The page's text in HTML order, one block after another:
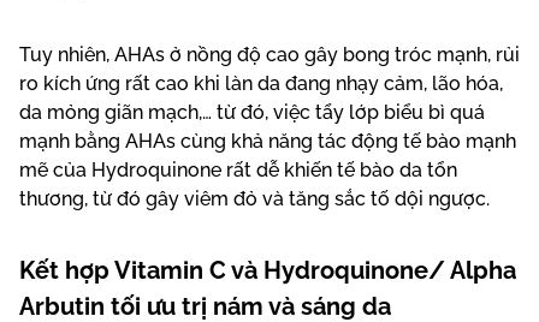
Tuy nhiên, AHAs ở nồng độ cao gây bong tróc mạnh, rủi
ro kích ứng rất cao khi làn da đang nhạy cảm, lão hóa,
da mỏng giãn mạch,… từ đó, việc tẩy lớp biểu bì quá
mạnh bằng AHAs cùng khả năng tác động tế bào mạnh
mẽ của Hydroquinone rất dễ khiến tế bào da tổn
thương, từ đó gây viêm đỏ và tăng sắc tố dội ngược.
Kết hợp Vitamin C và Hydroquinone/ Alpha
Arbutin tối ưu trị nám và sáng da